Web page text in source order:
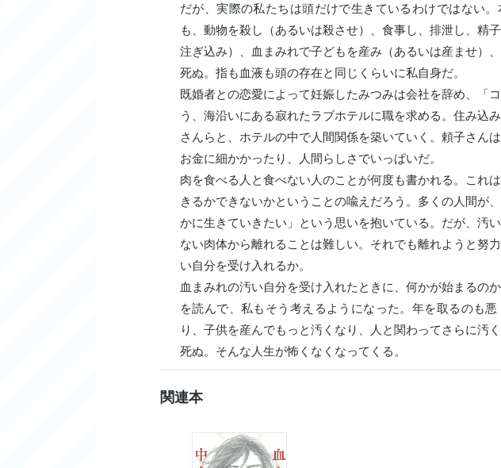
だが、実際の私たちは頭だけで生きているわけではない
も、動物を殺し（あるいは殺させ）、食事し、排泄し、精
注ぎ込み）、血まみれで子どもを産み（あるいは産ませ）
死ぬ。指も血液も頭の存在と同じくらいに私自身だ。
既婚者との恋愛によって妊娠したみつみは会社を辞め、「
う、海沿いにある寂れたラブホテルに職を求める。住み込
さんらと、ホテルの中で人間関係を築いていく。頼子さん
お金に細かかったり、人間らしさでいっぱいだ。
肉を食べる人と食べない人のことが何度も書かれる。これ
きるかできないかということの喩えだろう。多くの人間が
かに生きていきたい」という思いを抱いている。だが、汚
ない肉体から離れることは難しい。それでも離れようと努
い自分を受け入れるか。
血まみれの汚い自分を受け入れたときに、何かが始まるの
を読んで、私もそう考えるようになった。年を取るのも
り、子供を産んでもっと汚くなり、人と関わってさらに汚
死ぬ。そんな人生が怖くなくなってくる。
関連本